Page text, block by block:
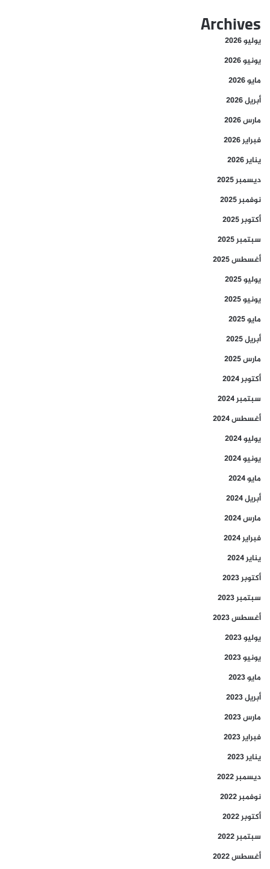
Archives
يوليو 2026
يونيو 2026
مايو 2026
أبريل 2026
مارس 2026
فبراير 2026
يناير 2026
ديسمبر 2025
نوفمبر 2025
أكتوبر 2025
سبتمبر 2025
أغسطس 2025
يوليو 2025
يونيو 2025
مايو 2025
أبريل 2025
مارس 2025
أكتوبر 2024
سبتمبر 2024
أغسطس 2024
يوليو 2024
يونيو 2024
مايو 2024
أبريل 2024
مارس 2024
فبراير 2024
يناير 2024
أكتوبر 2023
سبتمبر 2023
أغسطس 2023
يوليو 2023
يونيو 2023
مايو 2023
أبريل 2023
مارس 2023
فبراير 2023
يناير 2023
ديسمبر 2022
نوفمبر 2022
أكتوبر 2022
سبتمبر 2022
أغسطس 2022